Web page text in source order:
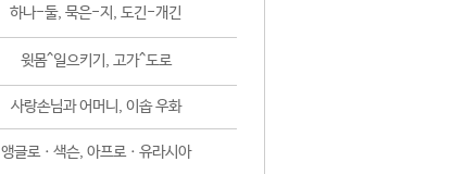
하나-둘, 묵은-지, 도긴-개긴
윗몸^일으키기, 고가^도로
사랑손님과 어머니, 이솝 우화
앵글로ㆍ색슨, 아프로ㆍ유라시아